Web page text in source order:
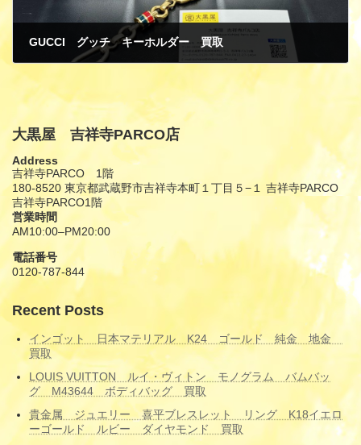
GUCCI グッチ キーホルダー 買取
大黒屋 吉祥寺PARCO店
Address
吉祥寺PARCO 1階
180-8520 東京都武蔵野市吉祥寺本町１丁目５−１ 吉祥寺PARCO
吉祥寺PARCO1階
営業時間
AM10:00–PM20:00
電話番号
0120-787-844
Recent Posts
インゴット 日本マテリアル K24 ゴールド 純金 地金
買取
LOUIS VUITTON ルイ・ヴィトン モノグラム バムバッ
グ M43644 ボディバッグ 買取
貴金属 ジュエリー 喜平ブレスレット リング K18イエロ
ーゴールド ルビー ダイヤモンド 買取